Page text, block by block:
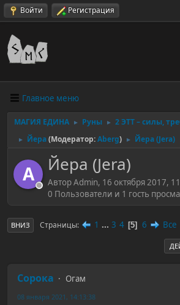
Войти Регистрация
Главное меню
МАГИЯ ЕДИНА ► Руны ► 2 ЭТТ – силы,
► Йера(Модератор:Aberg) ► Йера (Jera)
A Йера (Jera)
Автор Admin, 16 октября 2017,
0 Пользователи и 1 гость
ВНИЗ Страницы 1 ... 3 4 5 6 Все
Сорока
Огам
08 января 2021, 14:13:38